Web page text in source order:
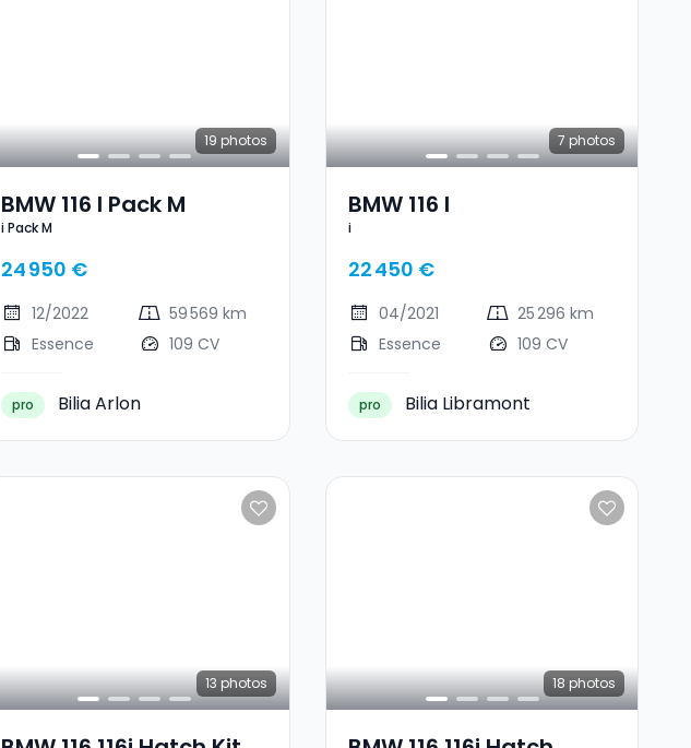
19 photos
BMW 116 I Pack M
i Pack M
24 950 €
12/2022
59 569 km
Essence
109 CV
pro Bilia Arlon
7 photos
BMW 116 I
i
22 450 €
04/2021
25 296 km
Essence
109 CV
pro Bilia Libramont
13 photos 18 photos